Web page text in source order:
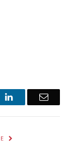
LinkedIn Email